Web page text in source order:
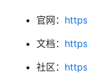
官网：
文档：
社区：